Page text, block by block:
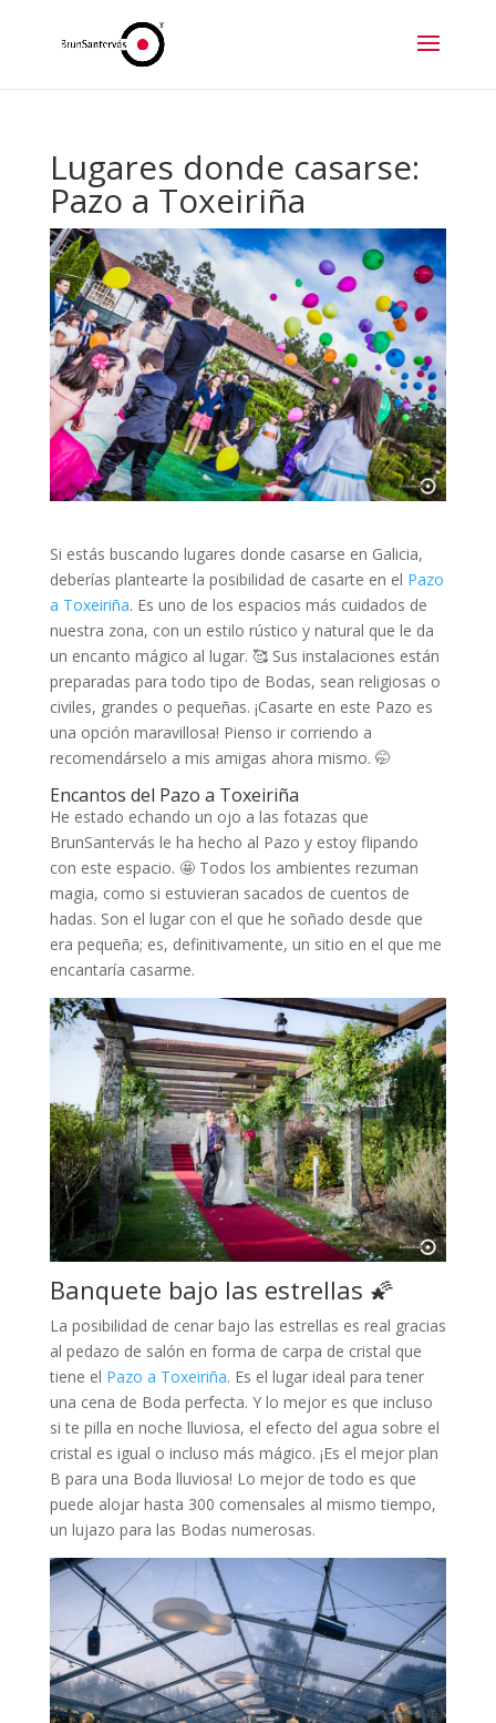
Lugares donde casarse:
Pazo a Toxeiriña
Si estás buscando lugares donde casarse en Galicia,
deberías plantearte la posibilidad de casarte en el Pazo
a Toxeiriña. Es uno de los espacios más cuidados de
nuestra zona, con un estilo rústico y natural que le da
un encanto mágico al lugar. 🥰 Sus instalaciones están
preparadas para todo tipo de Bodas, sean religiosas o
civiles, grandes o pequeñas. ¡Casarte en este Pazo es
una opción maravillosa! Pienso ir corriendo a
recomendárselo a mis amigas ahora mismo. 🤭
Encantos del Pazo a Toxeiriña
He estado echando un ojo a las fotazas que
BrunSantervás le ha hecho al Pazo y estoy flipando
con este espacio. 🤩 Todos los ambientes rezuman
magia, como si estuvieran sacados de cuentos de
hadas. Son el lugar con el que he soñado desde que
era pequeña; es, definitivamente, un sitio en el que me
encantaría casarme.
Banquete bajo las estrellas 🌠
La posibilidad de cenar bajo las estrellas es real gracias
al pedazo de salón en forma de carpa de cristal que
tiene el Pazo a Toxeiriña. Es el lugar ideal para tener
una cena de Boda perfecta. Y lo mejor es que incluso
si te pilla en noche lluviosa, el efecto del agua sobre el
cristal es igual o incluso más mágico. ¡Es el mejor plan
B para una Boda lluviosa! Lo mejor de todo es que
puede alojar hasta 300 comensales al mismo tiempo,
un lujazo para las Bodas numerosas.